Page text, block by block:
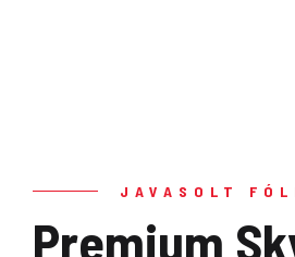
JAVASOLT
Premium